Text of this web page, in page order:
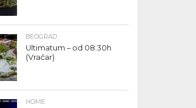
BEOGRAD
Ultimatum – od 08:30h
(Vračar)
HOME